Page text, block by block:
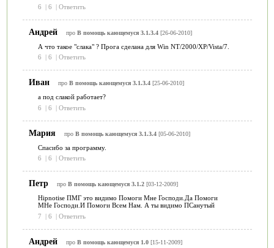
6
| 6 | Ответить
Андрей про В помощь кающемуся 3.1.3.4[26-06-2010]
А что такое "слака" ? Прога сделана для Win NT/2000/XP/Vista/7.
6
| 6 | Ответить
Иван про В помощь кающемуся 3.1.3.4[25-06-2010]
а под слакой работает?
6
| 6 | Ответить
Мария про В помощь кающемуся 3.1.3.4[05-06-2010]
Спасибо за программу.
6
| 6 | Ответить
Петр про В помощь кающемуся 3.1.2[03-12-2009]
Hipnotise ПМГ это видимо Помоги Мне Господи.Да Помоги
МНе Господи.И Помоги Всем Нам. А ты видимо ПСанутый
7
| 6 | Ответить
Андрей про В помощь кающемуся 1.0[15-11-2009]